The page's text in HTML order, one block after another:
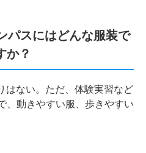
パスにはどんな服装で
か？
はない。ただ、体験実習など
、動きやすい服、歩きやすい